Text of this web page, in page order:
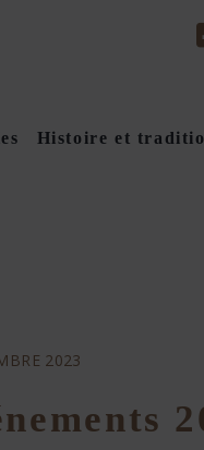
Histoire et
2023